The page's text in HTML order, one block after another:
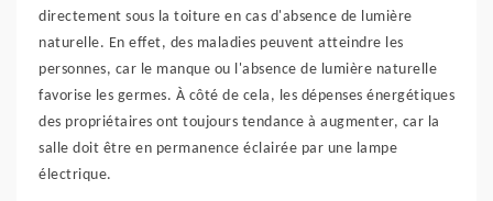
directement sous la toiture en cas d'absence de lumière
naturelle. En effet, des maladies peuvent atteindre les
personnes, car le manque ou l'absence de lumière naturelle
favorise les germes. À côté de cela, les dépenses énergétiques
des propriétaires ont toujours tendance à augmenter, car la
salle doit être en permanence éclairée par une lampe
électrique.